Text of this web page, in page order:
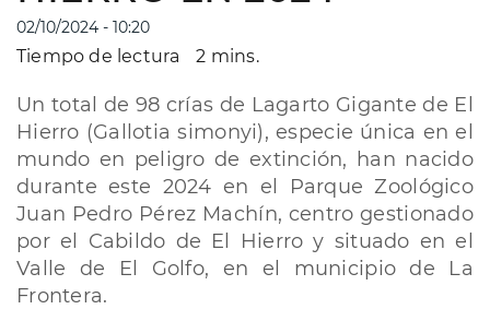
02/10/2024 - 10:20
Tiempo de lectura 2 mins.
Un total de 98 crías de Lagarto Gigante de El
Hierro (Gallotia simonyi), especie única en el
mundo en peligro de extinción, han nacido
durante este 2024 en el Parque Zoológico
Juan Pedro Pérez Machín, centro gestionado
por el Cabildo de El Hierro y situado en el
Valle de El Golfo, en el municipio de La
Frontera.